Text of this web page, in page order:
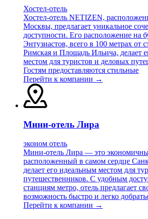
Хостел-отель
Хостел-отель NETIZEN,
Москвы, предлагает уникальное
доступности. Его расположение на
Энтузиастов, всего в 100 метрах от
Римская и Площадь Ильича, делает
местом для туристов и деловых
Гостям предоставляются стильные
Перейти к компании →
Мини-отель Лира
эконом отель
Мини-отель Лира — это
расположенный в самом сердце
делает его идеальным местом для
путешественников. С удобным
станциям метро, отель предлагает
возможность быстро и легко
Перейти к компании →